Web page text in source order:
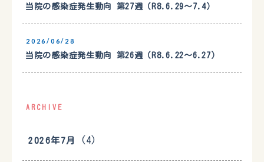
当院の感染症発生動向 第27週（R8.6.29〜7.4）
2026/06/28
当院の感染症発生動向 第26週（R8.6.22〜6.27）
ARCHIVE
2026年7月 (4)